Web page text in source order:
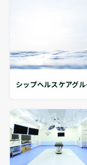
シップヘルスケアグ